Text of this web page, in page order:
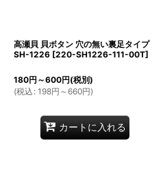
高瀬貝 貝ボタン 穴の無い裏足タイプ
SH-1226 [220-SH1226-111-00T]
180円 ～600円(税別)
(税込 : 198円 ～660円)
カートに入れる